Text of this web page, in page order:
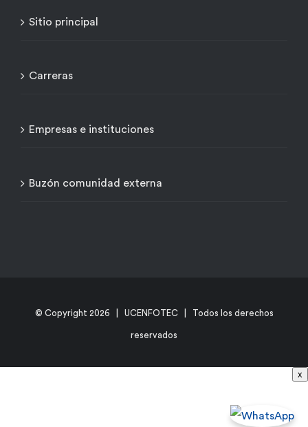
Sitio principal
Carreras
Empresas e instituciones
Buzón comunidad externa
© Copyright 2026 | UCENFOTEC | Todos los derechos
reservados
x